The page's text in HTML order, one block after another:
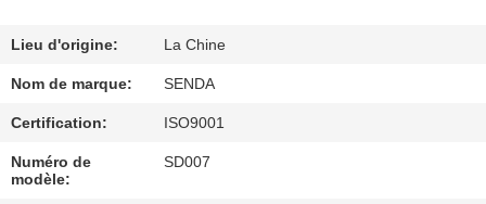
NOUVELLES
LES
AFFAIRES
Lieu d'origine: La Chine
Nom de marque: SENDA
Certification: ISO9001
Numéro de
modèle:
SD007